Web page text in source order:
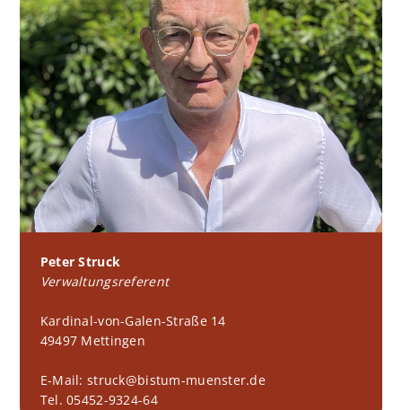
Peter Struck
Verwaltungsreferent
Kardinal-von-Galen-Straße 14
49497 Mettingen
E-Mail: struck@bistum-muenster.de
Tel. 05452-9324-64